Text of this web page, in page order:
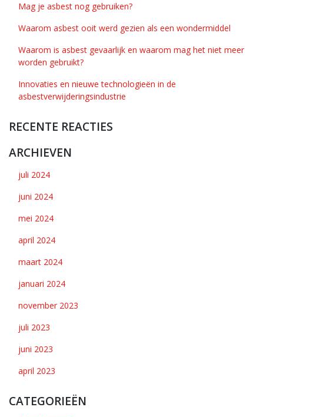
Mag je asbest nog gebruiken?
Waarom asbest ooit werd gezien als een wondermiddel
Waarom is asbest gevaarlijk en waarom mag het niet meer
worden gebruikt?
Innovaties en nieuwe technologieën in de
asbestverwijderingsindustrie
RECENTE REACTIES
ARCHIEVEN
juli 2024
juni 2024
mei 2024
april 2024
maart 2024
januari 2024
november 2023
juli 2023
juni 2023
april 2023
CATEGORIEËN